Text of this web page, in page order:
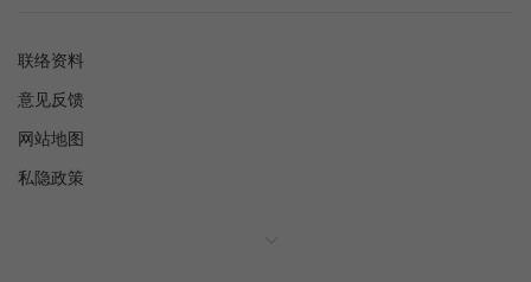
联络资料
意见反馈
网站地图
私隐政策